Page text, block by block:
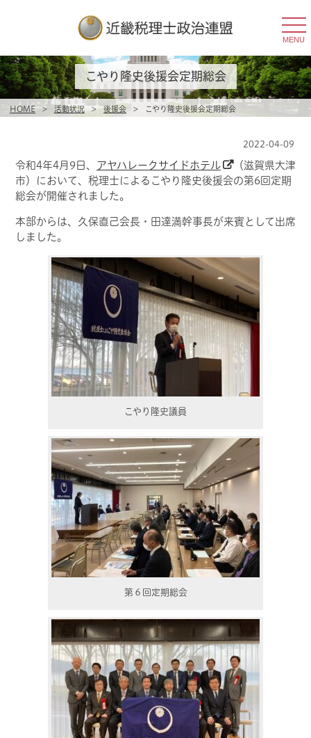
MENU
HOME > 活動状況 > 後援会 > こやり隆史後援会定期総会
こやり隆史後援会定期総会
2022-04-09
令和4年4月9日、 アヤハレークサイドホテル
（滋賀県大津
市）において、 税理士によるこやり隆史後援会の第6回定期
総会が開催されました。
本部からは、久保直己会長・田達満幹事長が来賓として出席
しました。
こやり隆史議員
第６回定期総会